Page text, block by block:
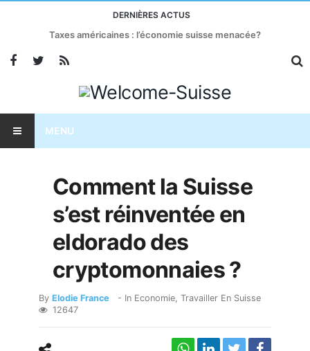
DERNIÈRES ACTUS
Taxes américaines : l’économie suisse menacée?
MENU
Comment la Suisse
s’est réinventée en
eldorado des
cryptomonnaies ?
By Elodie France - In Economie, Travailler En Suisse
12647